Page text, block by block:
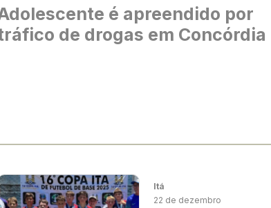
é apreendido por
de drogas em Concórdia
Itá
22 de dezembro